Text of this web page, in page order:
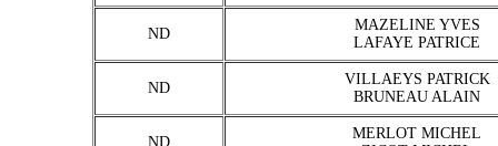
ND
MAZELINE YVES
LAFAYE PATRICE
ND
VILLAEYS PATRICK
BRUNEAU ALAIN
ND
MERLOT MICHEL